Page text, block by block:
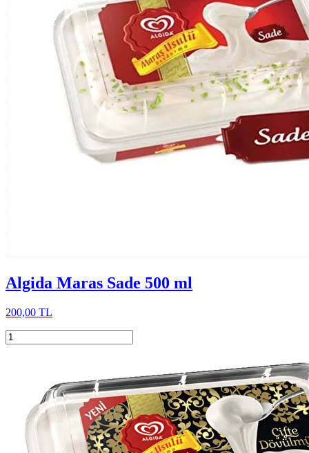
Algida Maras Sade 500 ml
200,00 TL